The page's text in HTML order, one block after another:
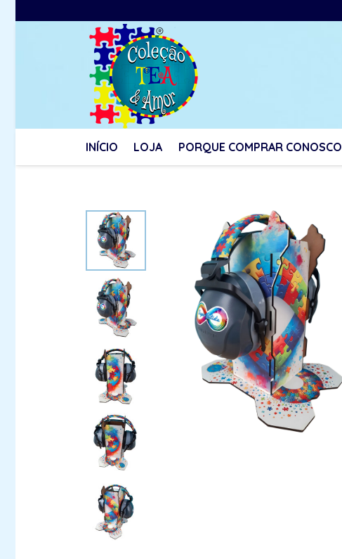
INÍCIO LOJA PORQUE COMPRAR CONOSCO